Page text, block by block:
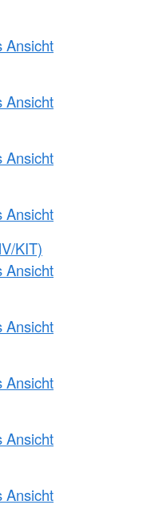
Ansicht
Ansicht
Ansicht
Ansicht
KIT)
Ansicht
Ansicht
Ansicht
Ansicht
Ansicht